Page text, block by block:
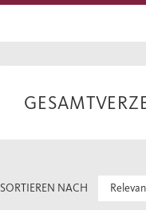
SORTIEREN NACH